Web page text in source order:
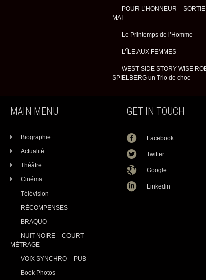
POUR L’HONNEUR –
MAI
Le Printemps de l’Homme
L’ÎLE AUX FEMMES
WEST SIDE STORY WISE
SPIELBERG un Trio de choc
MAIN MENU
Biographie
Actualité
Théâtre
Cinéma
Télévision
RÉCOMPENSES
BRAQUO
NUIT NOIRE – COURT
MÉTRAGE
VOIX SYNCHRO – PUB
Book Photos
GET IN TOUCH
Facebook
Twitter
Google +
Linkedin